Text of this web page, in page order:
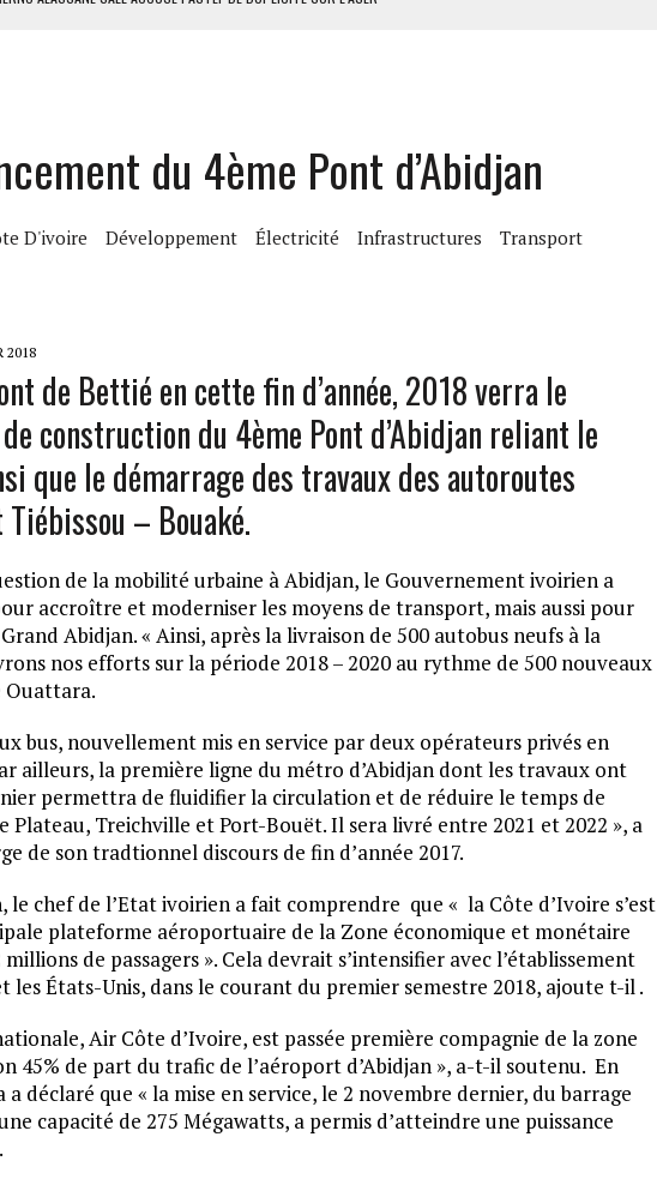
NATIONALE POUR BÂTIR LA GRANDE CÔTE D’IVOIRE
4 661 DÉTENUS POUR L’INDÉPENDANCE
du 4ème Pont d’Abidjan
D'ivoire Développement Électricité Infrastructures Transport
2018
de Bettié en cette fin d’année, 2018 verra le
construction du 4ème Pont d’Abidjan reliant le
que le démarrage des travaux des autoroutes
– Bouaké.
de la mobilité urbaine à Abidjan, le Gouvernement ivoirien a
accroître et moderniser les moyens de transport, mais aussi pour
Abidjan. « Ainsi, après la livraison de 500 autobus neufs à la
nos efforts sur la période 2018 – 2020 au rythme de 500 nouveaux
Ouattara.
bus, nouvellement mis en service par deux opérateurs privés en
ailleurs, la première ligne du métro d’Abidjan dont les travaux ont
permettra de fluidifier la circulation et de réduire le temps de
Treichville et Port-Bouët. Il sera livré entre 2021 et 2022 », a
de son tradtionnel discours de fin d’année 2017.
chef de l’Etat ivoirien a fait comprendre que « la Côte d’Ivoire s’est
plateforme aéroportuaire de la Zone économique et monétaire
de passagers ». Cela devrait s’intensifier avec l’établissement
les États-Unis, dans le courant du premier semestre 2018, ajoute t-il .
Air Côte d’Ivoire, est passée première compagnie de la zone
45% de part du trafic de l’aéroport d’Abidjan », a-t-il soutenu. En
déclaré que « la mise en service, le 2 novembre dernier, du barrage
capacité de 275 Mégawatts, a permis d’atteindre une puissance